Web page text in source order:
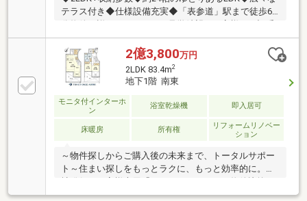
テラス付き◆仕様設備充実◆「表参道」駅まで徒歩6
分物件の詳細について、ご見学希望のお客様は下記番
号までお気軽にご連絡下さい。お問い合わせ専用フリ
ーダイヤル 【0120-104-633】
2億3,800万円
2LDK 83.4m2
地下1階 南東
モニタ付インターホ
ン
浴室乾燥機 即入居可
床暖房 所有権
リフォームリノベー
ション
～物件探しからご購入後の未来まで、トータルサポー
ト～住まい探しをもっとラクに、もっと効率的に。弊
社発行のお客様専用「マイページ」なら、物件比較や
内見予約、周辺環境のチェックまでスマホで完結。よ